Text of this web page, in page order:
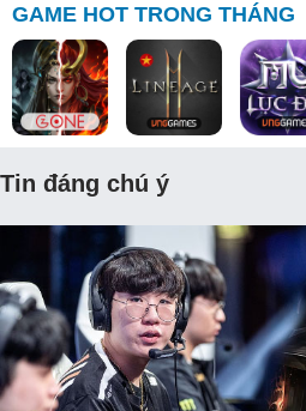
GAME HOT TRONG THÁNG
Tin đáng chú ý